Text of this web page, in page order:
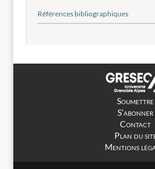
Références bibliographiques
Soumettre
S’abonner
Contact
Plan du
Mentions